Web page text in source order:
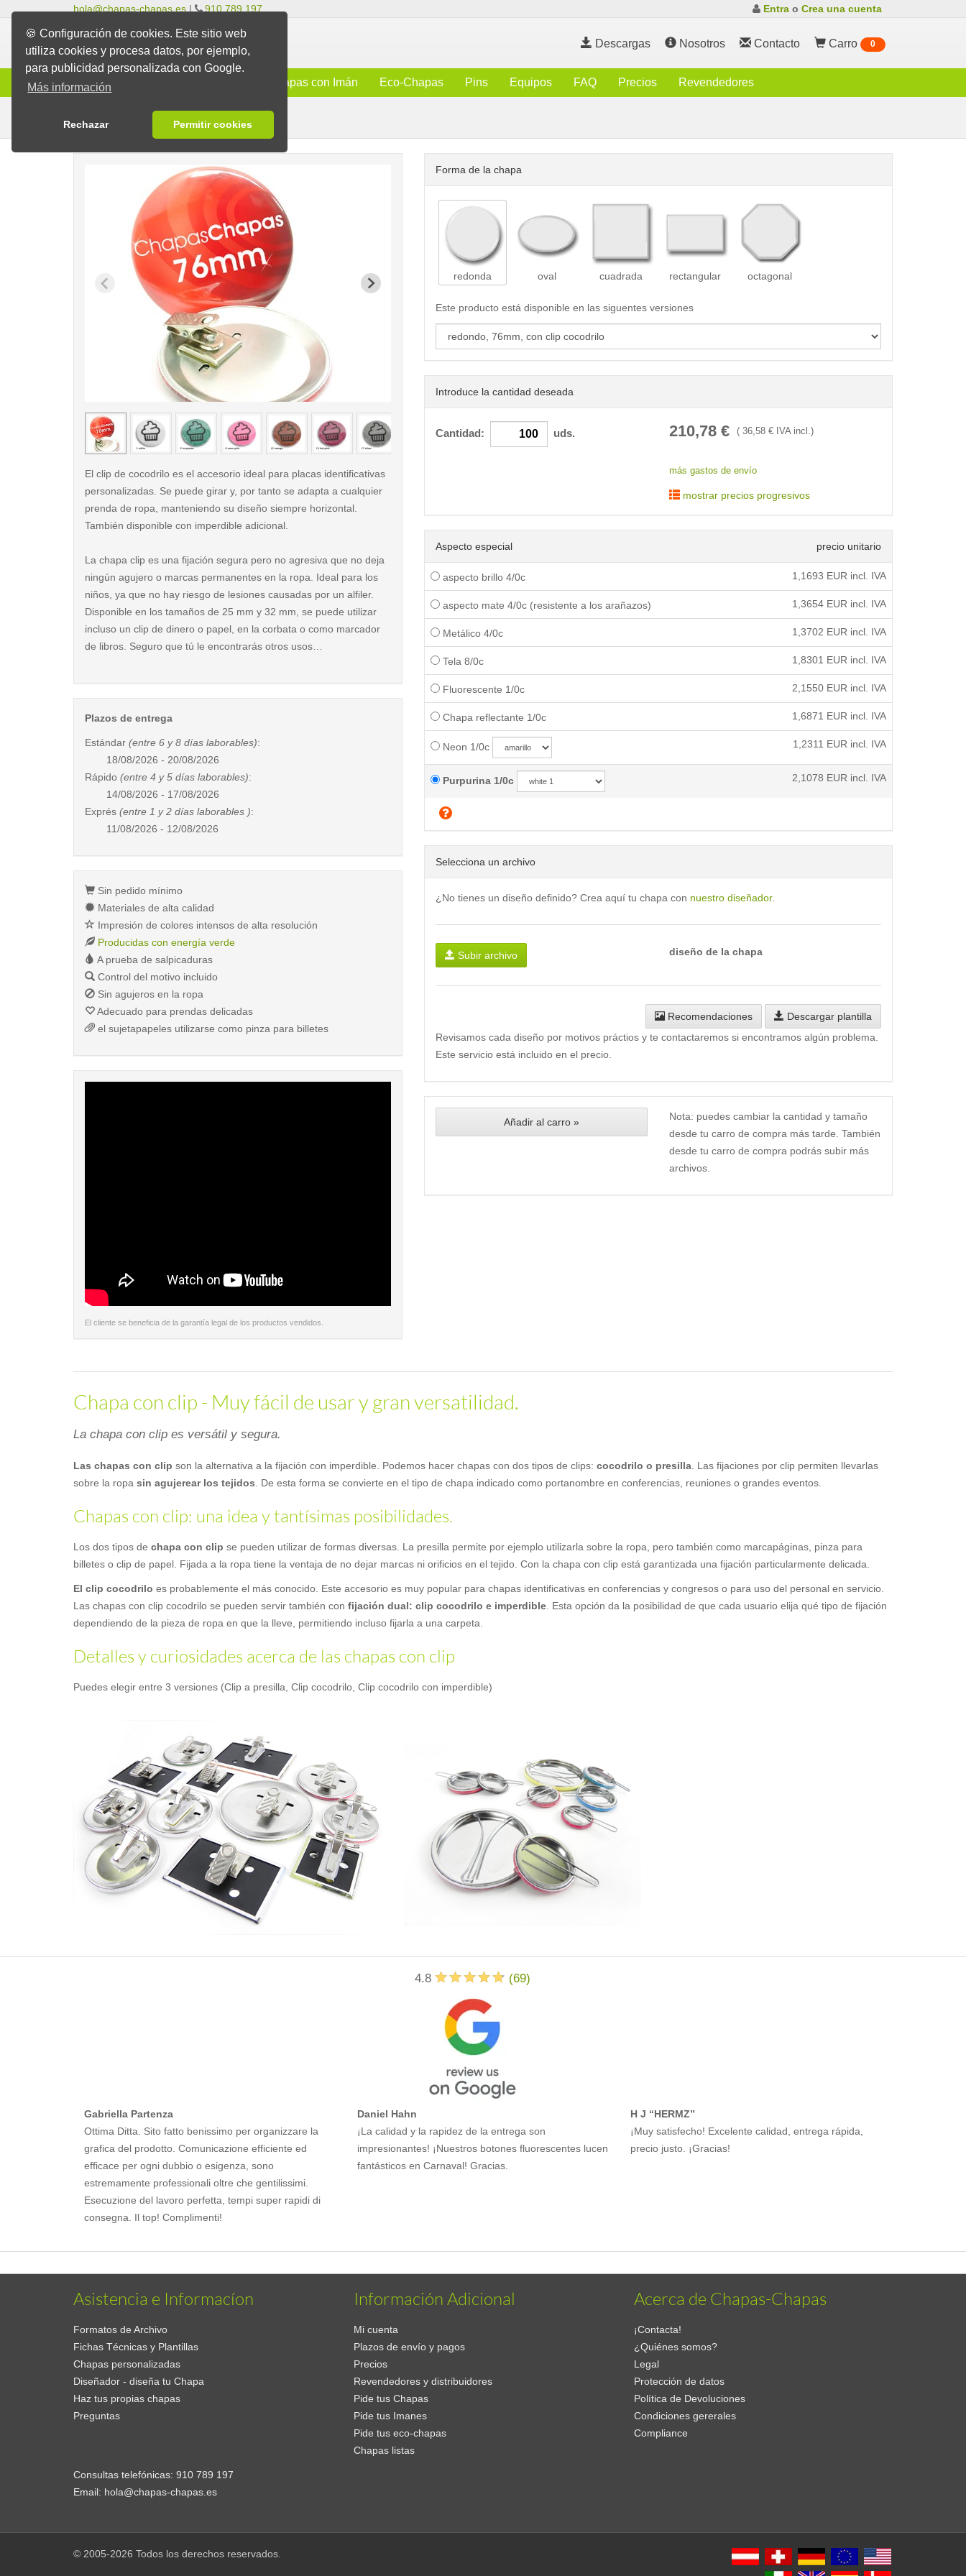
🍪 Configuración de cookies. Este sitio web
utiliza cookies y procesa datos, por ejemplo,
para publicidad personalizada con Google.
Más información
Rechazar Permitir cookies
hola@chapas-chapas.es | 910 789 197 Entra o Crea una cuenta
Descargas Nosotros Contacto Carro 0
Chapas con Imán Eco-Chapas Pins Equipos FAQ Precios Revendedores
Chapas Chapas con Clip
Forma de la chapa
redonda oval cuadrada rectangular octagonal
Este producto está disponible en las siguentes versiones
Introduce la cantidad deseada
Cantidad: uds. 210,78€ ( 36,58€ IVA incl.)
más gastos de envío
mostrar precios progresivos
Aspecto especial precio unitario
aspecto brillo 4/0c 1,1693 EUR incl. IVA
aspecto mate 4/0c (resistente a los arañazos) 1,3654 EUR incl. IVA
Metálico 4/0c 1,3702 EUR incl. IVA
Tela 8/0c 1,8301 EUR incl. IVA
Fluorescente 1/0c 2,1550 EUR incl. IVA
Chapa reflectante 1/0c 1,6871 EUR incl. IVA
Neon 1/0c 1,2311 EUR incl. IVA
Purpurina 1/0c 2,1078 EUR incl. IVA
Selecciona un archivo
¿No tienes un diseño definido? Crea aquí tu chapa con nuestro diseñador.
Subir archivo diseño de la chapa
Recomendaciones
Descargar plantilla
Revisamos cada diseño por motivos práctios y te contactaremos si encontramos algún problema.
Este servicio está incluido en el precio.
Añadir al carro »
Nota: puedes cambiar la cantidad y tamaño
desde tu carro de compra más tarde. También
desde tu carro de compra podrás subir más
archivos.
< /picture> < /picture> < /picture>
El clip de cocodrilo es el accesorio ideal para placas identificativas
personalizadas. Se puede girar y, por tanto se adapta a cualquier
prenda de ropa, manteniendo su diseño siempre horizontal.
También disponible con imperdible adicional.
La chapa clip es una fijación segura pero no agresiva que no deja
ningún agujero o marcas permanentes en la ropa. Ideal para los
niños, ya que no hay riesgo de lesiones causadas por un alfiler.
Disponible en los tamaños de 25 mm y 32 mm, se puede utilizar
incluso un clip de dinero o papel, en la corbata o como marcador
de libros. Seguro que tú le encontrarás otros usos…
Plazos de entrega
Estándar (entre 6 y 8 días laborables):
18/08/2026 - 20/08/2026
Rápido (entre 4 y 5 días laborables):
14/08/2026 - 17/08/2026
Exprés (entre 1 y 2 días laborables ):
11/08/2026 - 12/08/2026
Sin pedido mínimo
Materiales de alta calidad
Impresión de colores intensos de alta resolución
Producidas con energía verde
A prueba de salpicaduras
Control del motivo incluido
Sin agujeros en la ropa
Adecuado para prendas delicadas
el sujetapapeles utilizarse como pinza para billetes
El cliente se beneficia de la garantía legal de los productos vendidos.
Chapa con clip - Muy fácil de usar y gran versatilidad.
La chapa con clip es versátil y segura.
Las chapas con clip son la alternativa a la fijación con imperdible. Podemos hacer chapas con dos tipos de clips: cocodrilo o presilla. Las fijaciones por clip permiten llevarlas
sobre la ropa sin agujerear los tejidos. De esta forma se convierte en el tipo de chapa indicado como portanombre en conferencias, reuniones o grandes eventos.
Chapas con clip: una idea y tantísimas posibilidades.
Los dos tipos de chapa con clip se pueden utilizar de formas diversas. La presilla permite por ejemplo utilizarla sobre la ropa, pero también como marcapáginas, pinza para
billetes o clip de papel. Fijada a la ropa tiene la ventaja de no dejar marcas ni orificios en el tejido. Con la chapa con clip está garantizada una fijación particularmente delicada.
El clip cocodrilo es probablemente el más conocido. Este accesorio es muy popular para chapas identificativas en conferencias y congresos o para uso del personal en servicio.
Las chapas con clip cocodrilo se pueden servir también con fijación dual: clip cocodrilo e imperdible. Esta opción da la posibilidad de que cada usuario elija qué tipo de fijación
dependiendo de la pieza de ropa en que la lleve, permitiendo incluso fijarla a una carpeta.
Detalles y curiosidades acerca de las chapas con clip
Puedes elegir entre 3 versiones (Clip a presilla, Clip cocodrilo, Clip cocodrilo con imperdible)
4.8 (69)
Gabriella Partenza
Ottima Ditta. Sito fatto benissimo per organizzare la
grafica del prodotto. Comunicazione efficiente ed
efficace per ogni dubbio o esigenza, sono
estremamente professionali oltre che gentilissimi.
Esecuzione del lavoro perfetta, tempi super rapidi di
consegna. Il top! Complimenti!
Daniel Hahn
¡La calidad y la rapidez de la entrega son
impresionantes! ¡Nuestros botones fluorescentes lucen
fantásticos en Carnaval! Gracias.
H J “HERMZ”
¡Muy satisfecho! Excelente calidad, entrega rápida,
precio justo. ¡Gracias!
Asistencia e Informacíon
Formatos de Archivo
Fichas Técnicas y Plantillas
Chapas personalizadas
Diseñador - diseña tu Chapa
Haz tus propias chapas
Preguntas
Información Adicional
Mi cuenta
Plazos de envío y pagos
Precios
Revendedores y distribuidores
Pide tus Chapas
Pide tus Imanes
Pide tus eco-chapas
Chapas listas
Acerca de Chapas-Chapas
¡Contacta!
¿Quiénes somos?
Legal
Protección de datos
Política de Devoluciones
Condiciones gererales
Compliance
Consultas telefónicas: 910 789 197
Email: hola@chapas-chapas.es
© 2005-2026 Todos los derechos reservados.